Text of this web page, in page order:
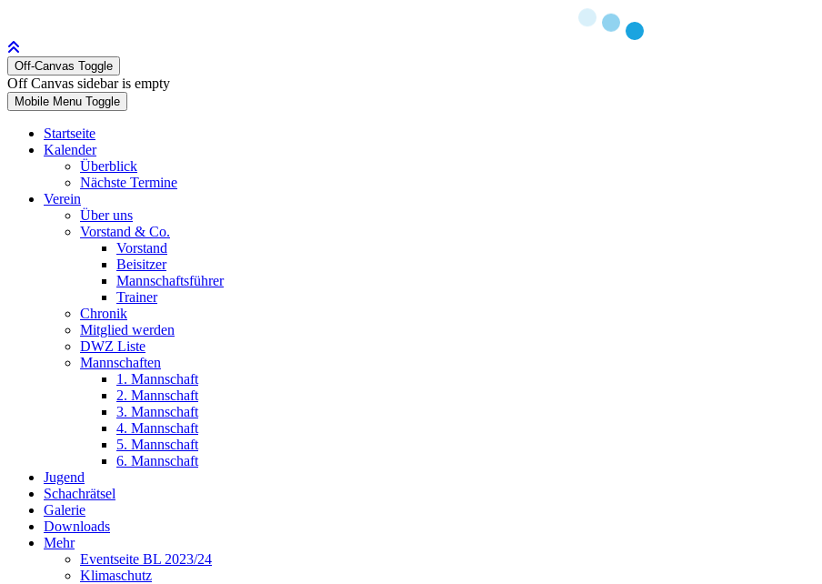
Off-Canvas Toggle
Off Canvas sidebar is empty
Mobile Menu Toggle
Startseite
Kalender
Überblick
Nächste Termine
Verein
Über uns
Vorstand & Co.
Vorstand
Beisitzer
Mannschaftsführer
Trainer
Chronik
Mitglied werden
DWZ Liste
Mannschaften
1. Mannschaft
2. Mannschaft
3. Mannschaft
4. Mannschaft
5. Mannschaft
6. Mannschaft
Jugend
Schachrätsel
Galerie
Downloads
Mehr
Eventseite BL 2023/24
Klimaschutz